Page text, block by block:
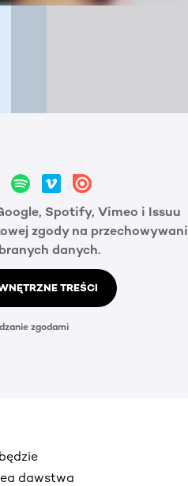
Spotify, Vimeo i Issuu
zgody na
danych.
TREŚCI
zgodami
dawstwa